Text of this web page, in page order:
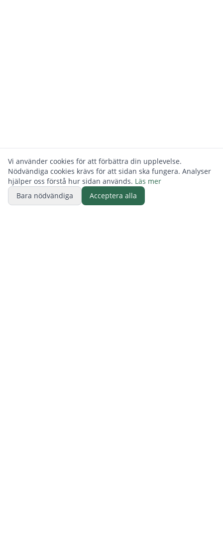
Vi använder cookies för att förbättra din upplevelse.
Nödvändiga cookies krävs för att sidan ska fungera. Analyser
hjälper oss förstå hur sidan används. Läs mer
Bara nödvändiga
Acceptera alla